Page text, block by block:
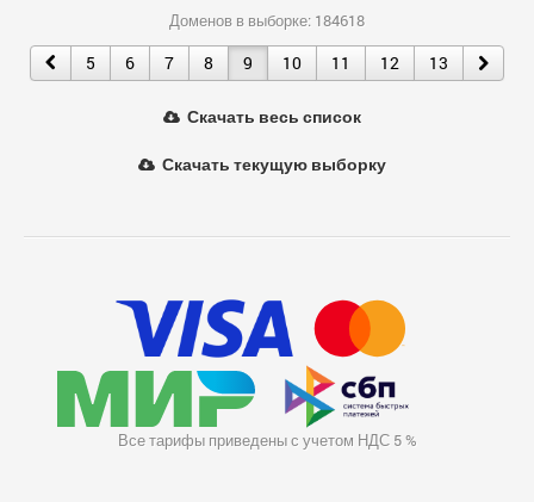
Доменов в выборке: 184618
5 6 7 8 9 10 11 12 13
Скачать весь список
Скачать текущую выборку
Все тарифы приведены с учетом НДС 5 %